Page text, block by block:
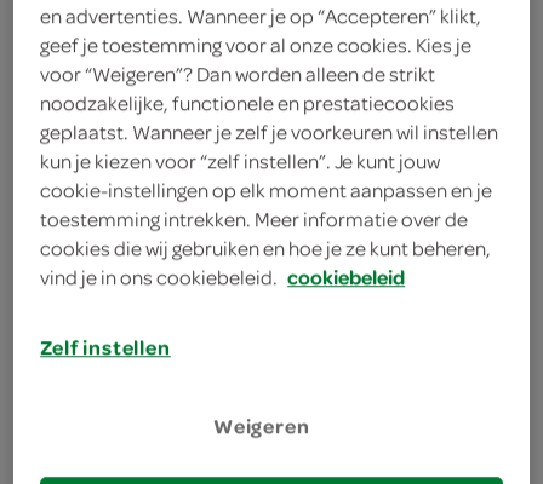
Let op: aanbiedingen zijn niet zichtbaar bij de
producten, maar worden wél automatisch
verwerkt in de winkelmand.
biologische gepureerde bosbessen, appels, bananen +
vanille
100% biologisch
verwarm in water en knijp uit in een schaaltje of
en advertenties. Wanneer je op “Accepteren” klikt,
geef je toestemming voor al onze cookies. Kies je
voor “Weigeren”? Dan worden alleen de strikt
noodzakelijke, functionele en prestatiecookies
geplaatst. Wanneer je zelf je voorkeuren wil instellen
kun je kiezen voor “zelf instellen”. Je kunt jouw
cookie-instellingen op elk moment aanpassen en je
toestemming intrekken. Meer informatie over de
cookies die wij gebruiken en hoe je ze kunt beheren,
vind je in ons cookiebeleid. cookiebeleid
Zelf instellen
Weigeren